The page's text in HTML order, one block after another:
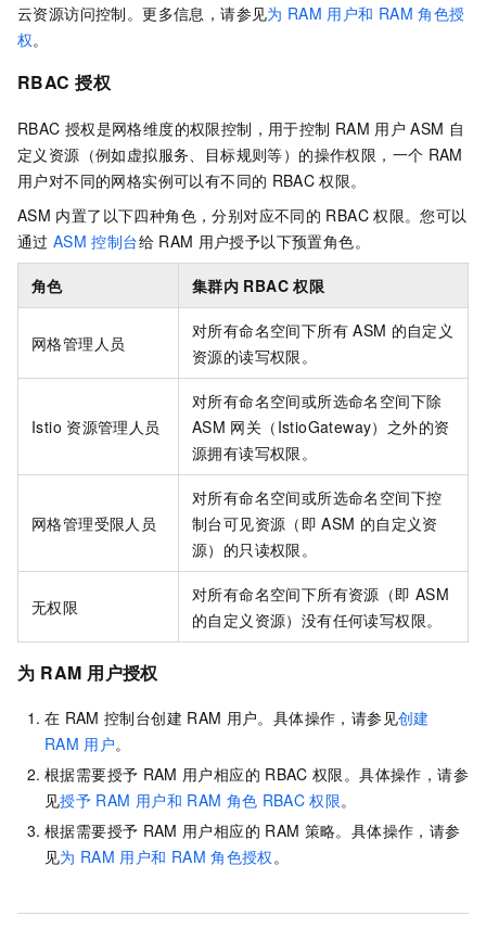
云资源访问控制。更多信息，请参见为 RAM 用户和 RAM 角色授
权。
RBAC 授权
RBAC 授权是网格维度的权限控制，用于控制 RAM 用户 ASM 自
定义资源（例如虚拟服务、目标规则等）的操作权限，一个 RAM
用户对不同的网格实例可以有不同的 RBAC 权限。
ASM 内置了以下四种角色，分别对应不同的 RBAC 权限。您可以
通过 ASM 控制台给 RAM 用户授予以下预置角色。
角色 集群内 RBAC 权限
网格管理人员
对所有命名空间下所有 ASM 的自定义
资源的读写权限。
Istio 资源管理人员
对所有命名空间或所选命名空间下除
ASM 网关（IstioGateway）之外的资
源拥有读写权限。
网格管理受限人员
对所有命名空间或所选命名空间下控
制台可见资源（即 ASM 的自定义资
源）的只读权限。
无权限
对所有命名空间下所有资源（即 ASM
的自定义资源）没有任何读写权限。
为 RAM 用户授权
在 RAM 控制台创建 RAM 用户。具体操作，请参见创建
RAM 用户。
根据需要授予 RAM 用户相应的 RBAC 权限。具体操作，请参
见授予 RAM 用户和 RAM 角色 RBAC 权限。
根据需要授予 RAM 用户相应的 RAM 策略。具体操作，请参
见为 RAM 用户和 RAM 角色授权。